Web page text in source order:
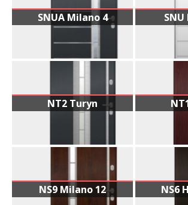
SNUA Milano 4
NT2 Turyn
NS9 Milano 12 NS6